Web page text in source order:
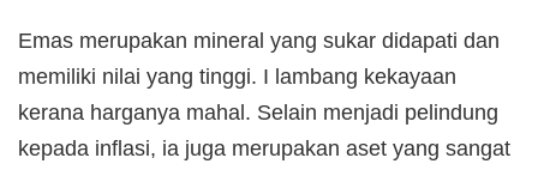
Emas merupakan mineral yang sukar didapati dan
memiliki nilai yang tinggi. I lambang kekayaan
kerana harganya mahal. Selain menjadi pelindung
kepada inflasi, ia juga merupakan aset yang sangat